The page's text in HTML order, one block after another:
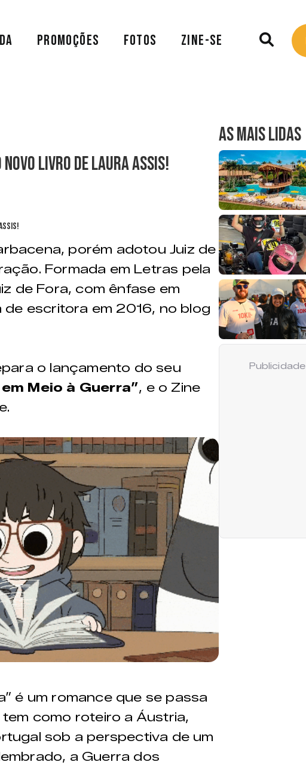
PROMOÇÕES FOTOS ZINE-SE
novo livro de Laura Assis!
porém adotou Juiz de
Formada em Letras pela
de Fora, com ênfase em
escritora em 2016, no blog
o lançamento do seu
Meio à Guerra”, e o Zine
é um romance que se passa
como roteiro a Áustria,
sob a perspectiva de um
a Guerra dos
AS MAIS LIDAS
Publicidade